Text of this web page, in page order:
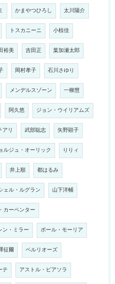
かまやつひろし 太川陽介
トスカニーニ 小椋佳
裕美 吉田正 葉加瀬太郎
岡村孝子 石川さゆり
メンデルスゾーン 一柳慧
阿久悠 ジョン・ウイリアムズ
リ 武部聡志 矢野顕子
ルジュ・オーリック りりィ
井上順 都はるみ
ェル・ルグラン 山下洋輔
カーペンター
ン・ミラー ポール・モーリア
征爾 ベルリオーズ
テ アストル・ピアソラ